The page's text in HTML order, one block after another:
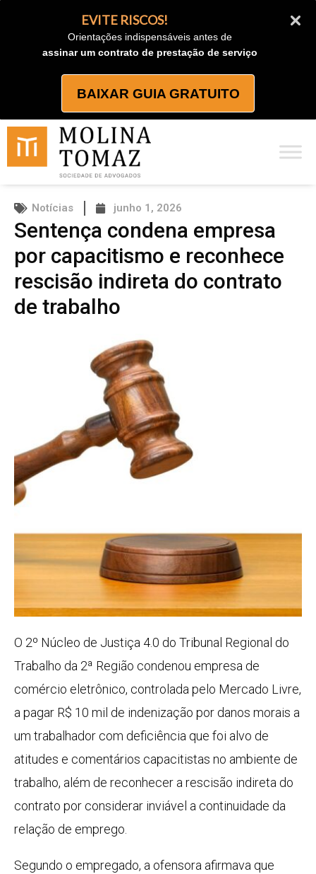
EVITE RISCOS!
Orientações indispensáveis antes de
assinar um contrato de prestação de serviço
BAIXAR GUIA GRATUITO
Notícias junho 1, 2026
Sentença condena empresa
por capacitismo e reconhece
rescisão indireta do contrato
de trabalho
O 2º Núcleo de Justiça 4.0 do Tribunal Regional do
Trabalho da 2ª Região condenou empresa de
comércio eletrônico, controlada pelo Mercado Livre,
a pagar R$ 10 mil de indenização por danos morais a
um trabalhador com deficiência que foi alvo de
atitudes e comentários capacitistas no ambiente de
trabalho, além de reconhecer a rescisão indireta do
contrato por considerar inviável a continuidade da
relação de emprego.
Segundo o empregado, a ofensora afirmava que